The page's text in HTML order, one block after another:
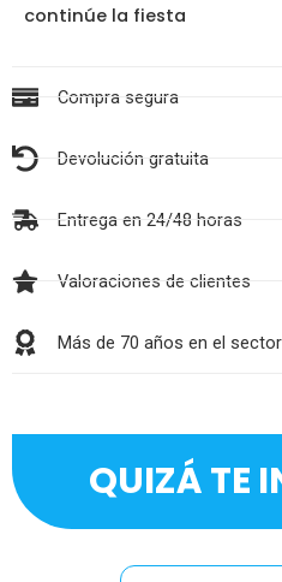
continúe la fiesta
Compra segura
Devolución gratuita
Entrega en 24/48 horas
Valoraciones de clientes
Más de 70 años en el sector
QUIZÁ TE